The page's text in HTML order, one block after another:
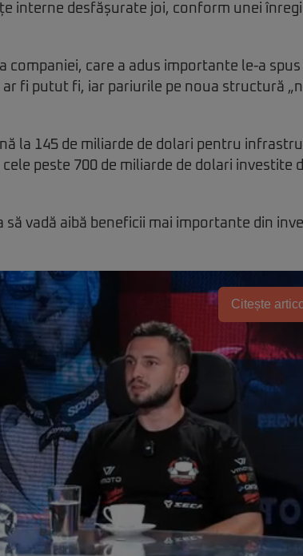
interne desfășurate joi, conform unei
companiei, care a adus importante le-a spus
fi putut fi, iar pariurile pe noua structură
la 145 de miliarde de dolari pentru
peste 700 de miliarde de dolari investite
să vadă aibă beneficii mai importante din
Citește